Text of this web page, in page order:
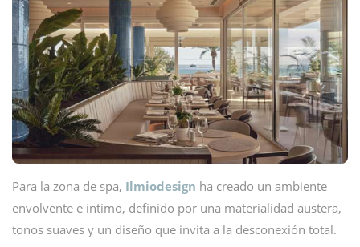
Para la zona de spa, Ilmiodesign ha creado un ambiente
envolvente e íntimo, definido por una materialidad austera,
tonos suaves y un diseño que invita a la desconexión total.